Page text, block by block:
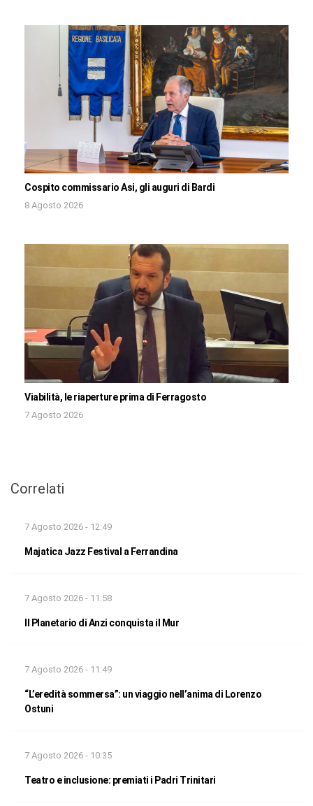
Cospito commissario Asi, gli auguri di Bardi
8 Agosto 2026
Viabilità, le riaperture prima di Ferragosto
7 Agosto 2026
Correlati
7 Agosto 2026 - 12:49
Majatica Jazz Festival a Ferrandina
7 Agosto 2026 - 11:58
Il Planetario di Anzi conquista il Mur
7 Agosto 2026 - 11:49
“L’eredità sommersa”: un viaggio nell’anima di Lorenzo
Ostuni
7 Agosto 2026 - 10:35
Teatro e inclusione: premiati i Padri Trinitari